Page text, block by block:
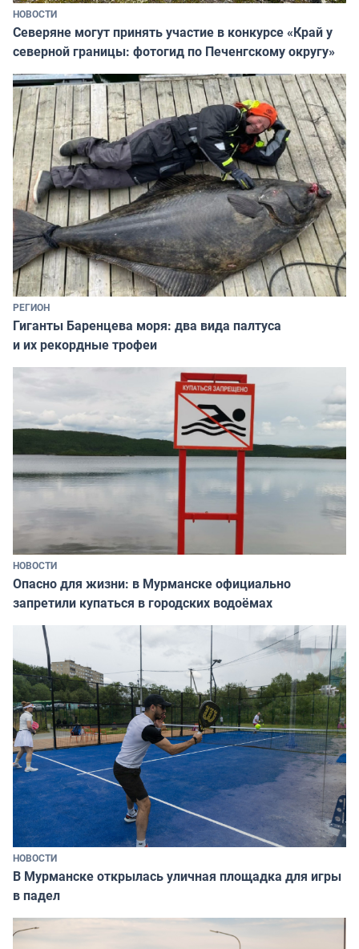
НОВОСТИ
Северяне могут принять участие в конкурсе «Край у
северной границы: фотогид по Печенгскому округу»
РЕГИОН
Гиганты Баренцева моря: два вида палтуса
и их рекордные трофеи
НОВОСТИ
Опасно для жизни: в Мурманске официально
запретили купаться в городских водоёмах
НОВОСТИ
В Мурманске открылась уличная площадка для игры
в падел